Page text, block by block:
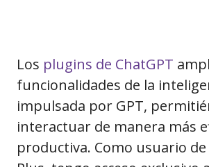
Los plugins de ChatGPT
funcionalidades de la
impulsada por GPT,
interactuar de manera más
productiva. Como usuario de